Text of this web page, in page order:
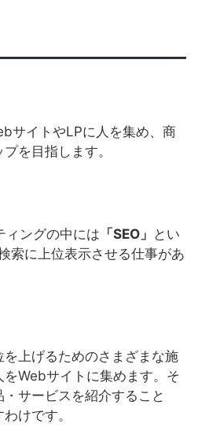
サイトやLPに人を集め、商
を目指します。
ィングの中には 「SEO」 とい
索に上位表示させる仕事があ
上げるためのさまざまな施
Webサイトに集めます。そ
サービスを紹介すること
けです。